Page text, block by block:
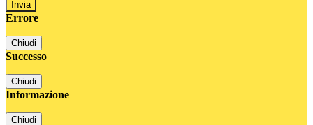
Errore
Chiudi
Successo
Chiudi
Informazione
Chiudi